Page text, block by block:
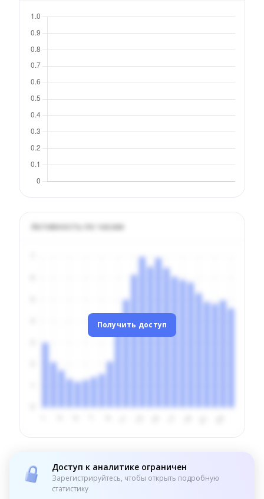
Активность по часам
Получить доступ
Доступ к аналитике ограничен
Зарегистрируйтесь, чтобы открыть подробную
статистику